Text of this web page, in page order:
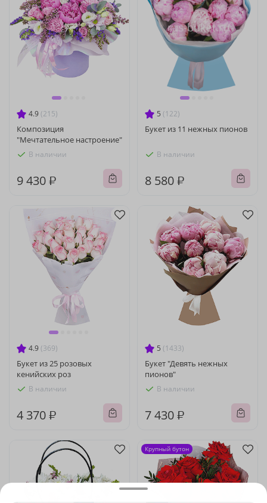
4.9 (215)
Композиция
"Мечтательное настроение"
В наличии
9 430 ₽
5 (122)
Букет из 11 нежных пионов
В наличии
8 580 ₽
4.9 (369)
Букет из 25 розовых
кенийских роз
В наличии
4 370 ₽
5 (1433)
Букет "Девять нежных
пионов"
В наличии
7 430 ₽
Крупный бутон